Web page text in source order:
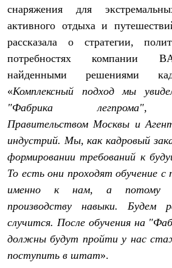
Рубашки
Толстовки
Брюки
Шорты
Утепленная пухом
Куртки
Брюки
Жилеты
Утепленная синтетикой
Куртки
Брюки
Штормовая одежда
Куртки
Софтшелл одежда
Куртки
Брюки
Лёгкая одежда
Рубашки
Футболки
Толстовки
Термобелье
снаряжения для
активного отдыха и
рассказала о стратегии,
потребностях компании
найденными решениями
«Комплексный подход мы
"Фабрика легпрома",
Правительством Москвы и
индустрий. Мы, как кадровый
формировании требований к
То есть они проходят обучение
именно к нам, а потому
производству навыки.
случится. После обучения на
должны будут пройти у нас
поступить в штат».